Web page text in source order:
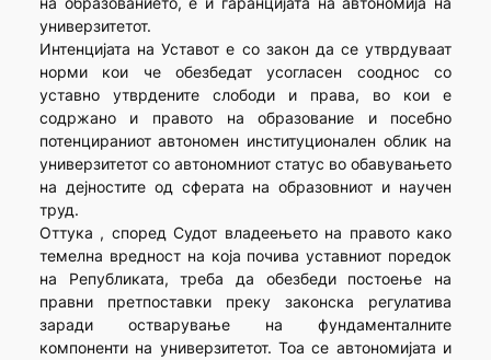
универзитетот.
Интенцијата на Уставот е со закон да се утврдуваат
норми кои че обезбедат усогласен сооднос со
уставно утврдените слободи и права, во кои е
содржано и правото на образование и посебно
потенцираниот автономен институционален облик на
универзитетот со автономниот статус во обавувањето
на дејностите од сферата на образовниот и научен
труд.
Оттука , според Судот владеењето на правото како
темелна вредност на која почива уставниот поредок
на Републиката, треба да обезбеди постоење на
правни претпоставки преку законска регулатива
заради остварување на фундаменталните
компоненти на универзитетот. Тоа се автономијата и